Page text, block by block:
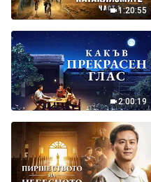
1:20:55
2:00:19